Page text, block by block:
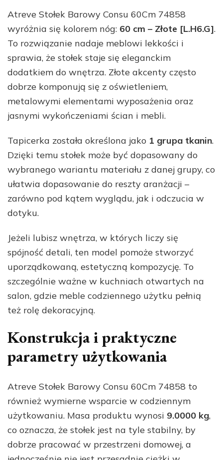
Atreve Stołek Barowy Consu 60Cm 74858
wyróżnia się kolorem nóg: 60 cm – Złote [L.H6.G].
To rozwiązanie nadaje meblowi lekkości i
sprawia, że stołek staje się eleganckim
dodatkiem do wnętrza. Złote akcenty często
dobrze komponują się z oświetleniem,
metalowymi elementami wyposażenia oraz
jasnymi wykończeniami ścian i mebli.
Tapicerka została określona jako 1 grupa tkanin.
Dzięki temu stołek może być dopasowany do
wybranego wariantu materiału z danej grupy, co
ułatwia dopasowanie do reszty aranżacji –
zarówno pod kątem wyglądu, jak i odczucia w
dotyku.
Jeżeli lubisz wnętrza, w których liczy się
spójność detali, ten model pomoże stworzyć
uporządkowaną, estetyczną kompozycję. To
szczególnie ważne w kuchniach otwartych na
salon, gdzie meble codziennego użytku pełnią
też rolę dekoracyjną.
Konstrukcja i praktyczne
parametry użytkowania
Atreve Stołek Barowy Consu 60Cm 74858 to
również wymierne wsparcie w codziennym
użytkowaniu. Masa produktu wynosi 9.0000 kg,
co oznacza, że stołek jest na tyle stabilny, by
dobrze pracować w przestrzeni domowej, a